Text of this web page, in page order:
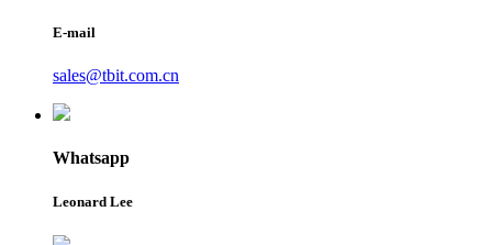
E-mail
sales@tbit.com.cn
Whatsapp
Leonard Lee